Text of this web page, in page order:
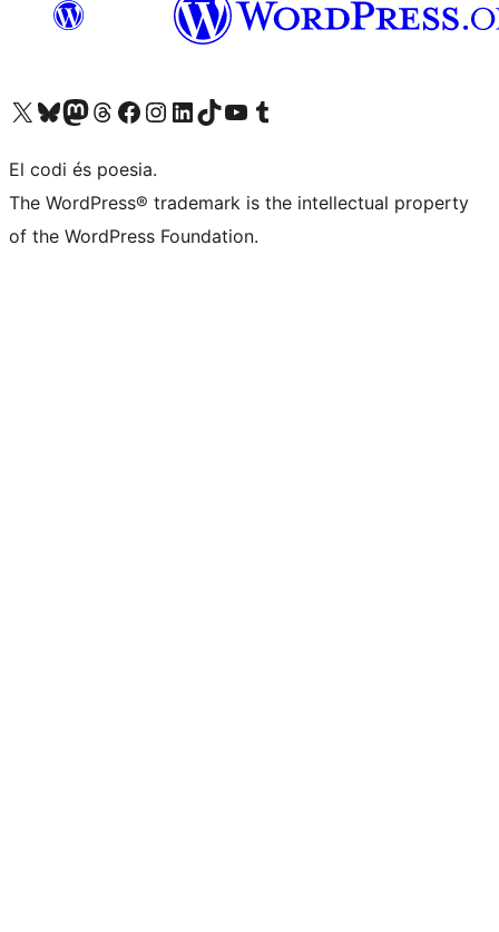
Visiteu el nostre compte X (abans Twitter)
Visiteu el nostre compte de Bluesky
Visiteu el nostre compte al Mastodon
Visiteu el nostre compte de Threads
Visiteu la nostra pàgina al Facebook
Visiteu el nostre compte d'Instagram
Visiteu el nostre compte de LinkedIn
Visiteu el nostre compte de TikTok
Visiteu el nostre canal al YouTube
Visiteu el nostre compte de Tumblr
El codi és poesia.
The WordPress® trademark is the intellectual property
of the WordPress Foundation.